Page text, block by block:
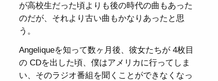
が高校生だった頃よりも後の時代の曲もあった
のだが、それより古い曲もかなりあったと思
う。
Angeliqueを知って数ヶ月後、彼女たちが 4枚目
の CDを出した頃、僕はアメリカに行ってしま
い、そのラジオ番組を聞くことができなくなっ